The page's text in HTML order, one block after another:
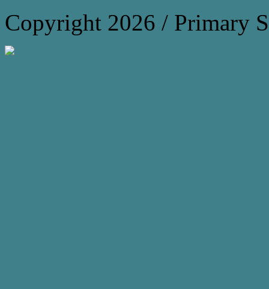
Copyright 2026 / Primary